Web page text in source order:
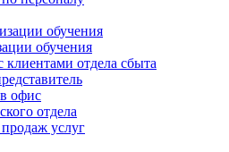
обучения
обучения
клиентами отдела сбыта
офис
отдела
продаж услуг